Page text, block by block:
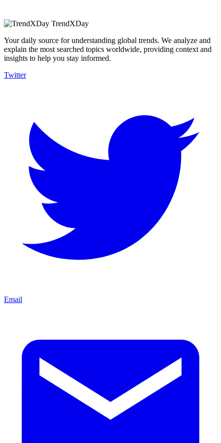
TrendXDay
Your daily source for understanding global trends. We analyze and
explain the most searched topics worldwide, providing context and
insights to help you stay informed.
Twitter
Email